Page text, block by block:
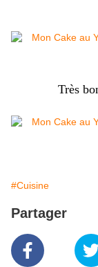
Très
#Cuisine
Partager